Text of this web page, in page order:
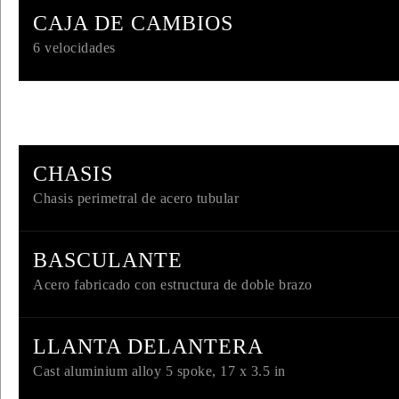
CAJA DE CAMBIOS
6 velocidades
CHASIS
Chasis perimetral de acero tubular
BASCULANTE
Acero fabricado con estructura de doble brazo
LLANTA DELANTERA
Cast aluminium alloy 5 spoke, 17 x 3.5 in